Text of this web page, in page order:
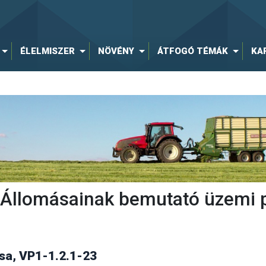
ÉLELMISZER NÖVÉNY ÁTFOGÓ TÉMÁK
bemutató üzemi
VP1-1.2.1-23